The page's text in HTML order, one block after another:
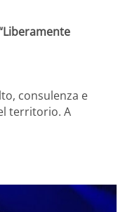
consulenza e
territorio. A